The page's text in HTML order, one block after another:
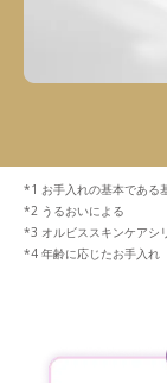
お手入れの基本である
うるおいによる
オルビススキンケアシ
年齢に応じたお手入れ